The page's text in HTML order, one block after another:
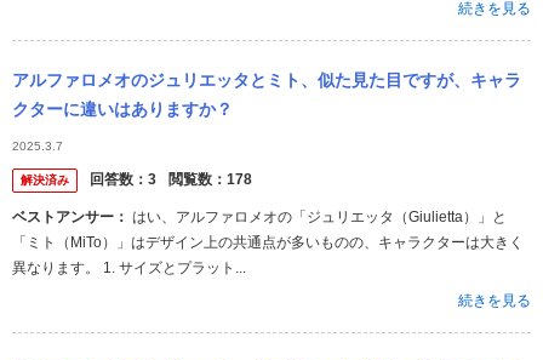
続きを見る
アルファロメオのジュリエッタとミト、似た見た目ですが、キャラ
クターに違いはありますか？
2025.3.7
解決済み 回答数： 3 閲覧数： 178
ベストアンサー：
「ミト（MiTo）」はデザイン上の共通点が多いものの、キャラクターは大きく
異なります。 1. サイズとプラット...
続きを見る